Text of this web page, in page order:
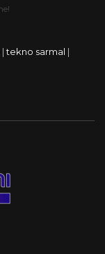
|tekno sarmal |